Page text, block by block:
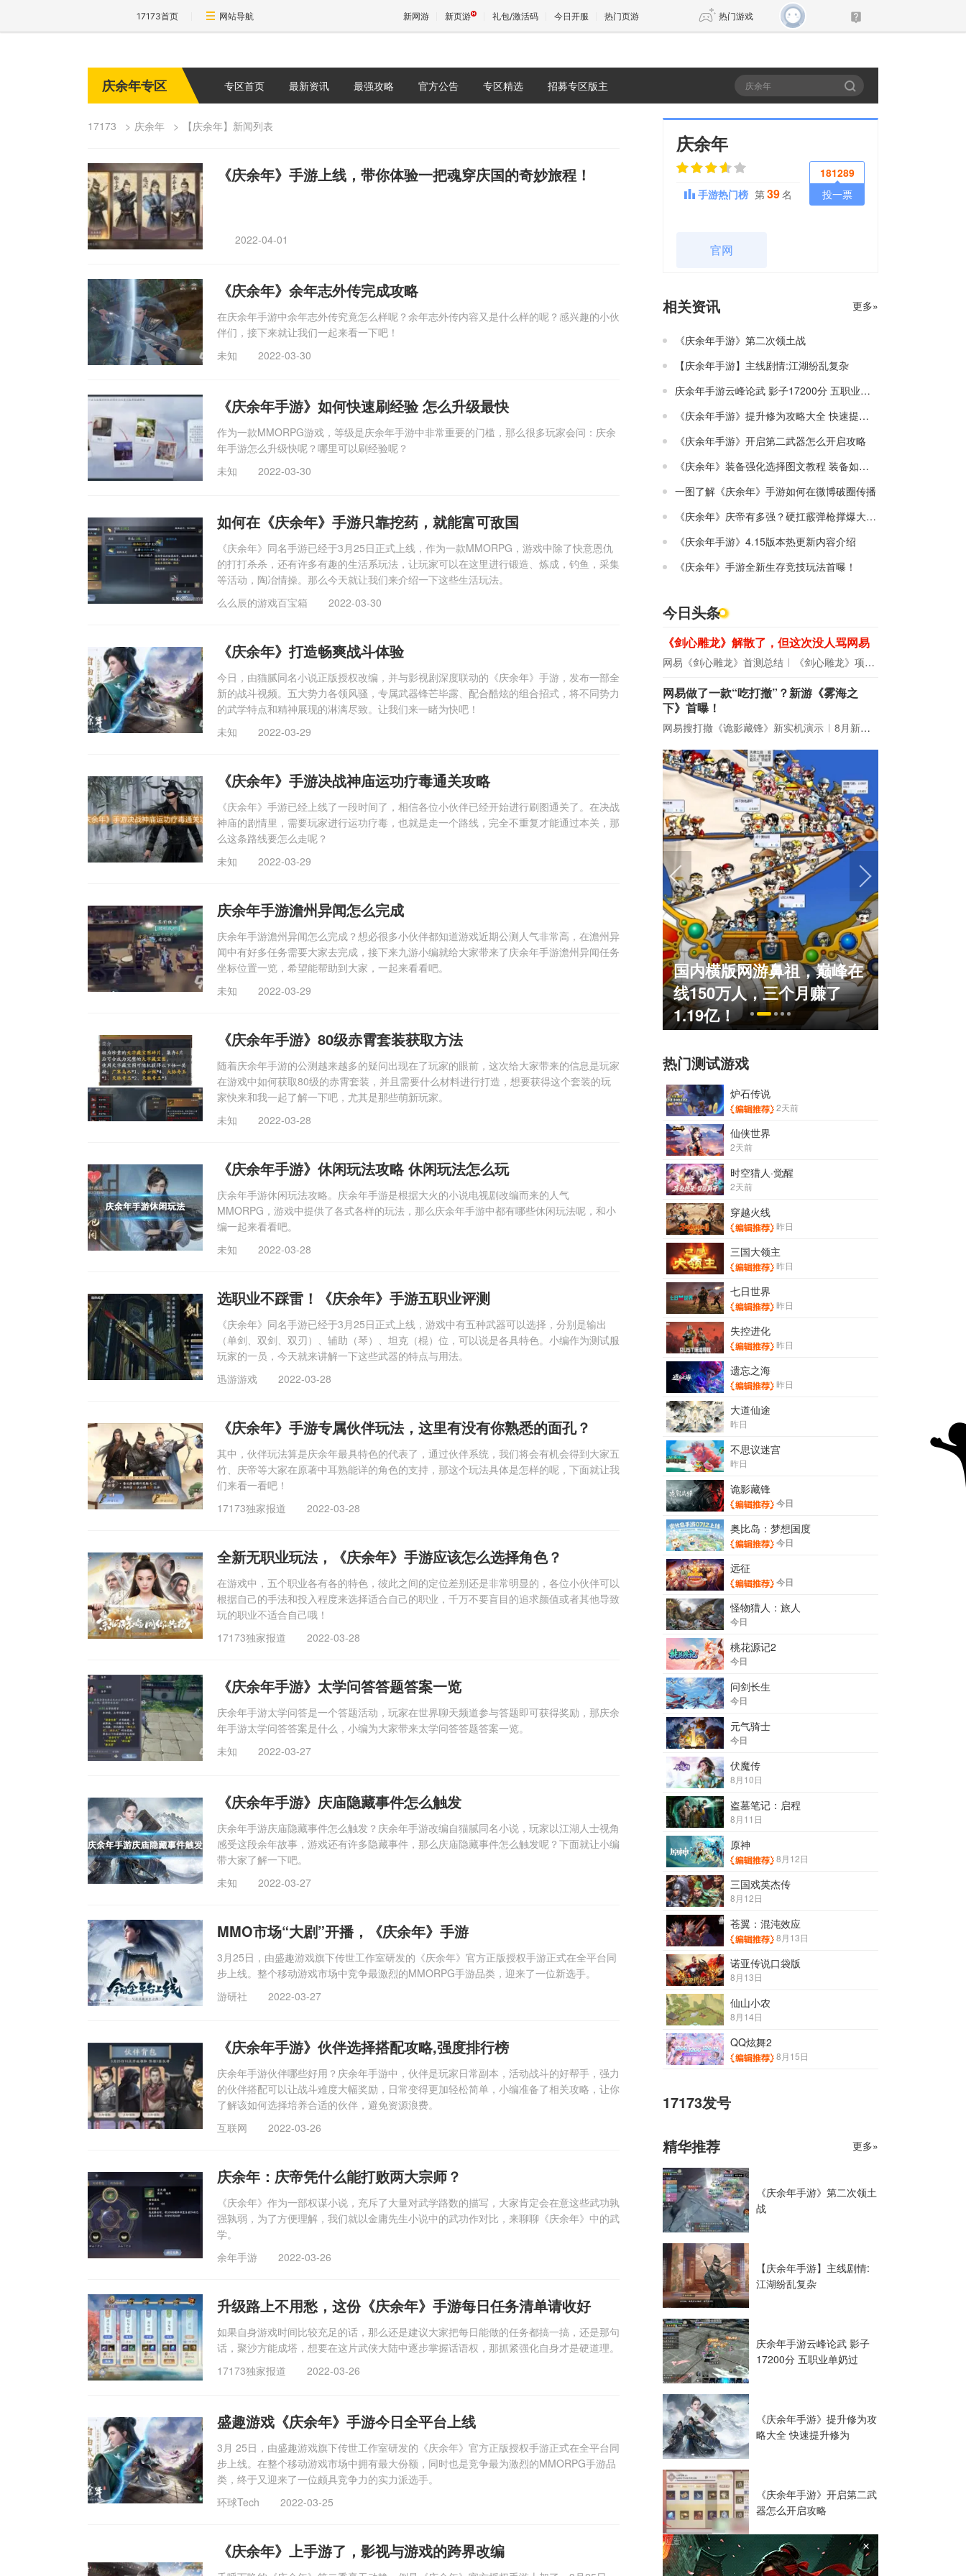
17173首页 网站导航 新网游 新页游 礼包/激活码 今日开服 热门页游 热门游戏
传奇4
诛仙世界 新仙侠5
庆余年专区 专区首页 最新资讯 最强攻略 官方公告 专区精选 招募专区版主
17173 庆余年 【庆余年】新闻列表
《庆余年》手游上线，带你体验一把魂穿庆国的奇妙旅程！
2022-04-01
《庆余年》余年志外传完成攻略
在庆余年手游中余年志外传究竟怎么样呢？余年志外传内容又是什么样的呢？感兴趣的小伙
伴们，接下来就让我们一起来看一下吧！
未知
2022-03-30
《庆余年手游》如何快速刷经验 怎么升级最快
作为一款MMORPG游戏，等级是庆余年手游中非常重要的门槛，那么很多玩家会问：庆余
年手游怎么升级快呢？哪里可以刷经验呢？
未知
2022-03-30
如何在《庆余年》手游只靠挖药，就能富可敌国
《庆余年》同名手游已经于3月25日正式上线，作为一款MMORPG，游戏中除了快意恩仇
的打打杀杀，还有许多有趣的生活系玩法，让玩家可以在这里进行锻造、炼成，钓鱼，采集
等活动，陶冶情操。那么今天就让我们来介绍一下这些生活玩法。
么么辰的游戏百宝箱
2022-03-30
《庆余年》打造畅爽战斗体验
今日，由猫腻同名小说正版授权改编，并与影视剧深度联动的《庆余年》手游，发布一部全
新的战斗视频。五大势力各领风骚，专属武器锋芒毕露、配合酷炫的组合招式，将不同势力
的武学特点和精神展现的淋漓尽致。让我们来一睹为快吧！
未知
2022-03-29
《庆余年》手游决战神庙运功疗毒通关攻略
《庆余年》手游已经上线了一段时间了，相信各位小伙伴已经开始进行刷图通关了。在决战
神庙的剧情里，需要玩家进行运功疗毒，也就是走一个路线，完全不重复才能通过本关，那
么这条路线要怎么走呢？
未知
2022-03-29
庆余年手游澹州异闻怎么完成
庆余年手游澹州异闻怎么完成？想必很多小伙伴都知道游戏近期公测人气非常高，在澹州异
闻中有好多任务需要大家去完成，接下来九游小编就给大家带来了庆余年手游澹州异闻任务
坐标位置一览，希望能帮助到大家，一起来看看吧。
未知
2022-03-29
《庆余年手游》80级赤霄套装获取方法
随着庆余年手游的公测越来越多的疑问出现在了玩家的眼前，这次给大家带来的信息是玩家
在游戏中如何获取80级的赤霄套装，并且需要什么材料进行打造，想要获得这个套装的玩
家快来和我一起了解一下吧，尤其是那些萌新玩家。
未知
2022-03-28
《庆余年手游》休闲玩法攻略 休闲玩法怎么玩
庆余年手游休闲玩法攻略。庆余年手游是根据大火的小说电视剧改编而来的人气
MMORPG，游戏中提供了各式各样的玩法，那么庆余年手游中都有哪些休闲玩法呢，和小
编一起来看看吧。
未知
2022-03-28
选职业不踩雷！《庆余年》手游五职业评测
《庆余年》同名手游已经于3月25日正式上线，游戏中有五种武器可以选择，分别是输出
（单剑、双剑、双刃）、辅助（琴）、坦克（棍）位，可以说是各具特色。小编作为测试服
玩家的一员，今天就来讲解一下这些武器的特点与用法。
迅游游戏
2022-03-28
《庆余年》手游专属伙伴玩法，这里有没有你熟悉的面孔？
其中，伙伴玩法算是庆余年最具特色的代表了，通过伙伴系统，我们将会有机会得到大家五
竹、庆帝等大家在原著中耳熟能详的角色的支持，那这个玩法具体是怎样的呢，下面就让我
们来看一看吧！
17173独家报道
2022-03-28
全新无职业玩法，《庆余年》手游应该怎么选择角色？
在游戏中，五个职业各有各的特色，彼此之间的定位差别还是非常明显的，各位小伙伴可以
根据自己的手法和投入程度来选择适合自己的职业，千万不要盲目的追求颜值或者其他导致
玩的职业不适合自己哦！
17173独家报道
2022-03-28
《庆余年手游》太学问答答题答案一览
庆余年手游太学问答是一个答题活动，玩家在世界聊天频道参与答题即可获得奖励，那庆余
年手游太学问答答案是什么，小编为大家带来太学问答答题答案一览。
未知
2022-03-27
《庆余年手游》庆庙隐藏事件怎么触发
庆余年手游庆庙隐藏事件怎么触发？庆余年手游改编自猫腻同名小说，玩家以江湖人士视角
感受这段余年故事，游戏还有许多隐藏事件，那么庆庙隐藏事件怎么触发呢？下面就让小编
带大家了解一下吧。
未知
2022-03-27
MMO市场“大剧”开播，《庆余年》手游
3月25日，由盛趣游戏旗下传世工作室研发的《庆余年》官方正版授权手游正式在全平台同
步上线。整个移动游戏市场中竞争最激烈的MMORPG手游品类，迎来了一位新选手。
游研社
2022-03-27
《庆余年手游》伙伴选择搭配攻略,强度排行榜
庆余年手游伙伴哪些好用？庆余年手游中，伙伴是玩家日常副本，活动战斗的好帮手，强力
的伙伴搭配可以让战斗难度大幅奖励，日常变得更加轻松简单，小编准备了相关攻略，让你
了解该如何选择培养合适的伙伴，避免资源浪费。
互联网
2022-03-26
庆余年：庆帝凭什么能打败两大宗师？
《庆余年》作为一部权谋小说，充斥了大量对武学路数的描写，大家肯定会在意这些武功孰
强孰弱，为了方便理解，我们就以金庸先生小说中的武功作对比，来聊聊《庆余年》中的武
学。
余年手游
2022-03-26
升级路上不用愁，这份《庆余年》手游每日任务清单请收好
如果自身游戏时间比较充足的话，那么还是建议大家把每日能做的任务都搞一搞，还是那句
话，聚沙方能成塔，想要在这片武侠大陆中逐步掌握话语权，那抓紧强化自身才是硬道理。
17173独家报道
2022-03-26
盛趣游戏《庆余年》手游今日全平台上线
3月 25日，由盛趣游戏旗下传世工作室研发的《庆余年》官方正版授权手游正式在全平台同
步上线。在整个移动游戏市场中拥有最大份额，同时也是竞争最为激烈的MMORPG手游品
类，终于又迎来了一位颇具竞争力的实力派选手。
环球Tech
2022-03-25
《庆余年》上手游了，影视与游戏的跨界改编
庆余年
181289
投一票
手游热门榜 第39名
官网
相关资讯 更多»
《庆余年手游》第二次领土战
【庆余年手游】主线剧情:江湖纷乱复杂
庆余年手游云峰论武 影子17200分 五职业单奶过
《庆余年手游》提升修为攻略大全 快速提升修为
《庆余年手游》开启第二武器怎么开启攻略
《庆余年》装备强化选择图文教程 装备如何强化
一图了解《庆余年》手游如何在微博破圈传播
《庆余年》庆帝有多强？硬扛霰弹枪撑爆大宗师
《庆余年手游》4.15版本热更新内容介绍
《庆余年》手游全新生存竞技玩法首曝！
今日头条
《剑心雕龙》解散了，但这次没人骂网易
网易《剑心雕龙》首测总结 《剑心雕龙》项目宣布解散
网易做了一款“吃打撤”？新游《雾海之
下》首曝！
网易搜打撤《诡影藏锋》新实机演示 8月新游前瞻：《诡秘之主》领衔
17周年庆典 争霸赛大区火
爆开启
国内横版网游鼻祖，巅峰在
线150万人，三个月赚了
1.19亿！
热门测试游戏
炉石传说
2天前
仙侠世界
2天前
时空猎人·觉醒
2天前
穿越火线
昨日
三国大领主
昨日
七日世界
昨日
失控进化
昨日
遗忘之海
昨日
大道仙途
昨日
不思议迷宫
昨日
诡影藏锋
今日
奥比岛：梦想国度
今日
远征
今日
怪物猎人：旅人
今日
桃花源记2
今日
问剑长生
今日
元气骑士
今日
伏魔传
8月10日
盗墓笔记：启程
8月11日
原神
8月12日
三国戏英杰传
8月12日
苍翼：混沌效应
8月13日
诺亚传说口袋版
8月13日
仙山小农
8月14日
QQ炫舞2
8月15日
17173发号
精华推荐 更多»
《庆余年手游》第二次领土
战
【庆余年手游】主线剧情:
江湖纷乱复杂
庆余年手游云峰论武 影子
17200分 五职业单奶过
《庆余年手游》提升修为攻
略大全 快速提升修为
《庆余年手游》开启第二武
器怎么开启攻略
×